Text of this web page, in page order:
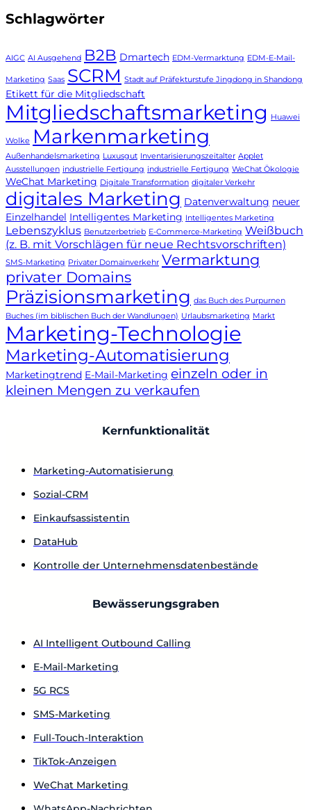
Schlagwörter
AIGC AI Ausgehend B2B Dmartech EDM-Vermarktung EDM-E-Mail-
Marketing Saas SCRM Stadt auf Präfekturstufe Jingdong in Shandong
Etikett für die Mitgliedschaft
Mitgliedschaftsmarketing Huawei
Wolke Markenmarketing
Außenhandelsmarketing Luxusgut Inventarisierungszeitalter Applet
Ausstellungen industrielle Fertigung industrielle Fertigung WeChat Ökologie
WeChat Marketing Digitale Transformation digitaler Verkehr
digitales Marketing Datenverwaltung neuer
Einzelhandel Intelligentes Marketing Intelligentes Marketing
Lebenszyklus Benutzerbetrieb E-Commerce-Marketing Weißbuch
(z. B. mit Vorschlägen für neue Rechtsvorschriften)
SMS-Marketing Privater Domainverkehr Vermarktung
privater Domains
Präzisionsmarketing das Buch des Purpurnen
Buches (im biblischen Buch der Wandlungen) Urlaubsmarketing Markt
Marketing-Technologie
Marketing-Automatisierung
Marketingtrend E-Mail-Marketing einzeln oder in
kleinen Mengen zu verkaufen
Kernfunktionalität
Marketing-Automatisierung
Sozial-CRM
Einkaufsassistentin
DataHub
Kontrolle der Unternehmensdatenbestände
Bewässerungsgraben
AI Intelligent Outbound Calling
E-Mail-Marketing
5G RCS
SMS-Marketing
Full-Touch-Interaktion
TikTok-Anzeigen
WeChat Marketing